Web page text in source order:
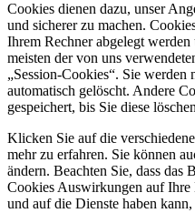
Cookies dienen dazu, unser
und sicherer zu machen.
Ihrem Rechner abgelegt
meisten der von uns
„Session-Cookies“. Sie werden
automatisch gelöscht. Andere
gespeichert, bis Sie diese
Klicken Sie auf die
mehr zu erfahren. Sie können
ändern. Beachten Sie, dass das
Cookies Auswirkungen auf Ihre
und auf die Dienste haben